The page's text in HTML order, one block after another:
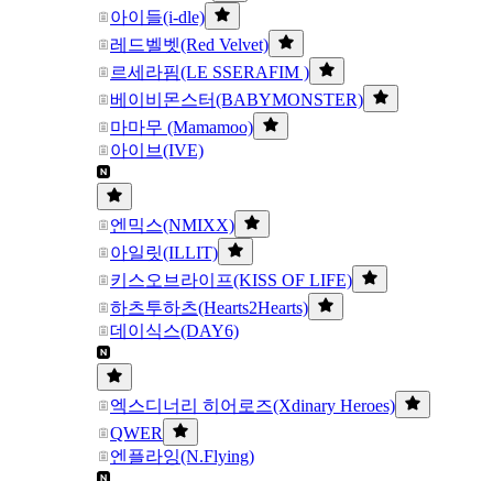
아이들(i-dle)
레드벨벳(Red Velvet)
르세라핌(LE SSERAFIM )
베이비몬스터(BABYMONSTER)
마마무 (Mamamoo)
아이브(IVE)
엔믹스(NMIXX)
아일릿(ILLIT)
키스오브라이프(KISS OF LIFE)
하츠투하츠(Hearts2Hearts)
데이식스(DAY6)
엑스디너리 히어로즈(Xdinary Heroes)
QWER
엔플라잉(N.Flying)